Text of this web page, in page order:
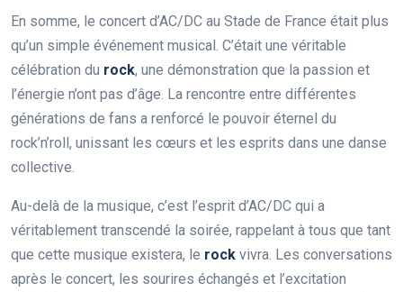
En somme, le concert d’AC/DC au Stade de France était plus
qu’un simple événement musical. C’était une véritable
célébration du rock, une démonstration que la passion et
l’énergie n’ont pas d’âge. La rencontre entre différentes
générations de fans a renforcé le pouvoir éternel du
rock’n’roll, unissant les cœurs et les esprits dans une danse
collective.
Au-delà de la musique, c’est l’esprit d’AC/DC qui a
véritablement transcendé la soirée, rappelant à tous que tant
que cette musique existera, le rock vivra. Les conversations
après le concert, les sourires échangés et l’excitation